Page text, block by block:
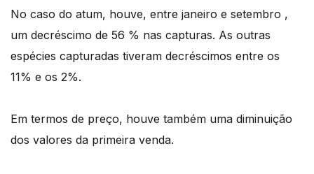
No caso do atum, houve, entre janeiro e setembro ,
um decréscimo de 56 % nas capturas. As outras
espécies capturadas tiveram decréscimos entre os
11% e os 2%.
Em termos de preço, houve também uma diminuição
dos valores da primeira venda.